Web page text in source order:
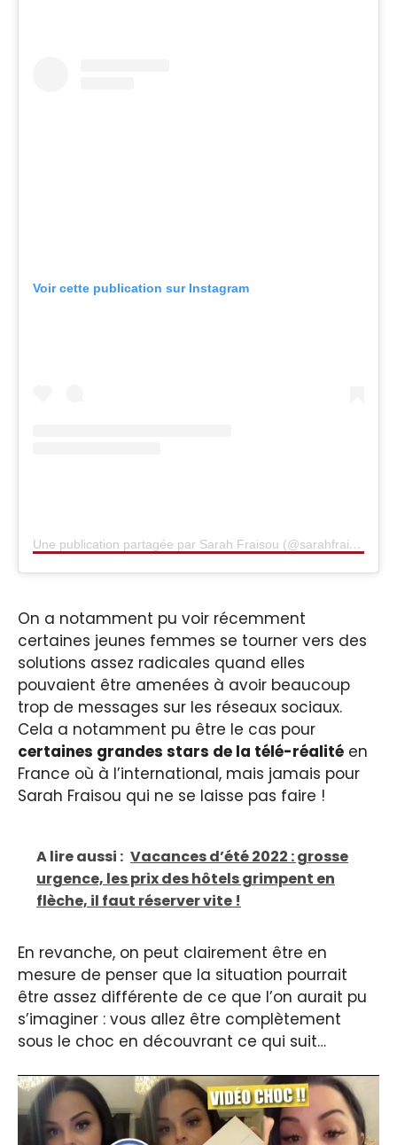
Voir cette publication sur Instagram
Une publication partagée par Sarah Fraisou (@sarahfraisou.paris)
On a notamment pu voir récemment
certaines jeunes femmes se tourner vers des
solutions assez radicales quand elles
pouvaient être amenées à avoir beaucoup
trop de messages sur les réseaux sociaux.
Cela a notamment pu être le cas pour
certaines grandes stars de la télé-réalité en
France où à l’international, mais jamais pour
Sarah Fraisou qui ne se laisse pas faire !
A lire aussi : Vacances d’été 2022 : grosse
urgence, les prix des hôtels grimpent en
flèche, il faut réserver vite !
En revanche, on peut clairement être en
mesure de penser que la situation pourrait
être assez différente de ce que l’on aurait pu
s’imaginer : vous allez être complètement
sous le choc en découvrant ce qui suit…